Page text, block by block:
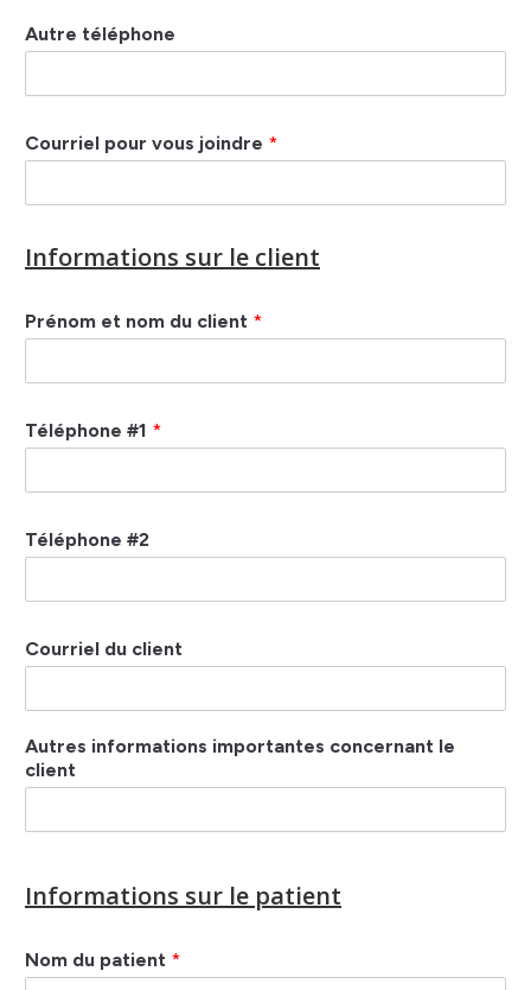
Autre téléphone
Courriel pour vous joindre *
Informations sur le client
Prénom et nom du client *
Téléphone #1 *
Téléphone #2
Courriel du client
Autres informations importantes concernant le
client
Informations sur le patient
Nom du patient *